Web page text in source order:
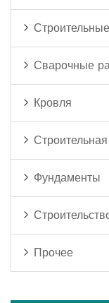
Сварочные
Кровля
Фундаменты
Прочее